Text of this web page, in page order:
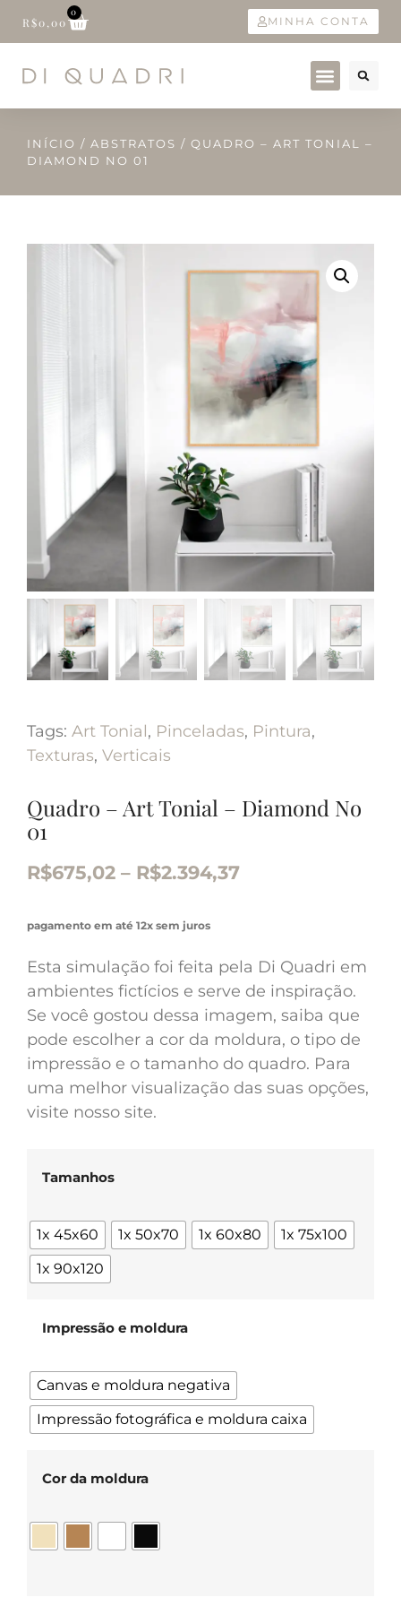
R$0,00
0
MINHA CONTA
INÍCIO / ABSTRATOS / QUADRO – ART TONIAL –
DIAMOND NO 01
Tags: Art Tonial, Pinceladas, Pintura,
Texturas, Verticais
Quadro – Art Tonial – Diamond No
01
R$675,02 – R$2.394,37
pagamento em até 12x sem juros
Esta simulação foi feita pela Di Quadri em
ambientes fictícios e serve de inspiração.
Se você gostou dessa imagem, saiba que
pode escolher a cor da moldura, o tipo de
impressão e o tamanho do quadro. Para
uma melhor visualização das suas opções,
visite nosso site.
Tamanhos
1x 45x60 1x 50x70 1x 60x80
1x 75x100
1x 90x120
Impressão e moldura
Canvas e moldura negativa
Impressão fotográfica e moldura caixa
Cor da moldura